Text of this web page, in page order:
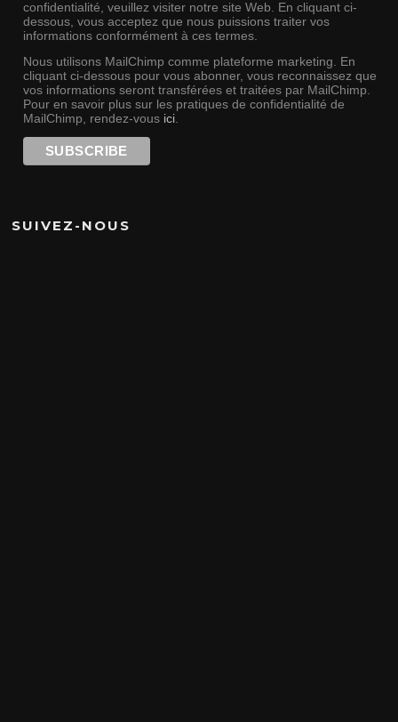
confidentialité, veuillez visiter notre site Web. En cliquant ci-
dessous, vous acceptez que nous puissions traiter vos
informations conformément à ces termes.
Nous utilisons MailChimp comme plateforme marketing. En
cliquant ci-dessous pour vous abonner, vous reconnaissez que
vos informations seront transférées et traitées par MailChimp.
Pour en savoir plus sur les pratiques de confidentialité de
MailChimp, rendez-vous ici.
SUIVEZ-NOUS